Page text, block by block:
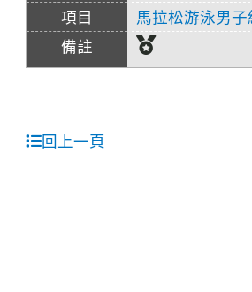
馬拉松游泳男子
回上一頁